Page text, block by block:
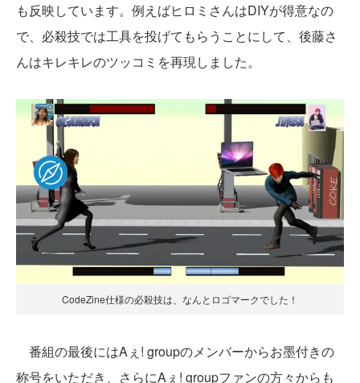
も反映しています。例えばヒロミさんはDIYが得意なの
で、必殺技では工具を投げてもらうことにして、後藤さ
んはキレキレのツッコミを再現しました。
CodeZine仕様の必殺技は、なんとロゴマークでした！
番組の最後にはAぇ! groupのメンバーからお墨付きの
称号をいただき、さらにAぇ! groupファンの方々からも